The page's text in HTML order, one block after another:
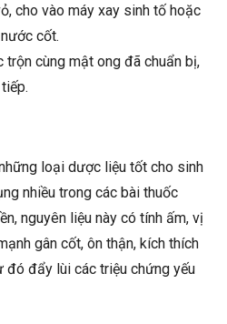
cho vào máy xay sinh tố hoặc
cốt.
cùng mật ong đã chuẩn bị,
loại dược liệu tốt cho sinh
nhiều trong các bài thuốc
nguyên liệu này có tính ấm, vị
gân cốt, ôn thận, kích thích
đó đẩy lùi các triệu chứng yếu